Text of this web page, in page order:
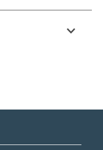
keyboard_arrow_down